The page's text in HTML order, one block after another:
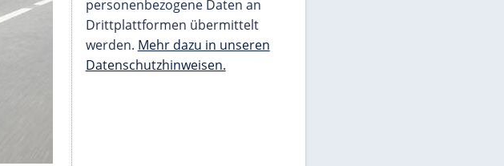
Ich bin damit einverstanden,
dass mir externe Inhalte